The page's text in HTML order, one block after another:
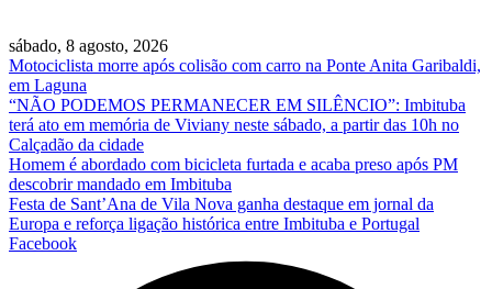
sábado, 8 agosto, 2026
Motociclista morre após colisão com carro na Ponte Anita Garibaldi,
em Laguna
“NÃO PODEMOS PERMANECER EM SILÊNCIO”: Imbituba
terá ato em memória de Viviany neste sábado, a partir das 10h no
Calçadão da cidade
Homem é abordado com bicicleta furtada e acaba preso após PM
descobrir mandado em Imbituba
Festa de Sant’Ana de Vila Nova ganha destaque em jornal da
Europa e reforça ligação histórica entre Imbituba e Portugal
Facebook